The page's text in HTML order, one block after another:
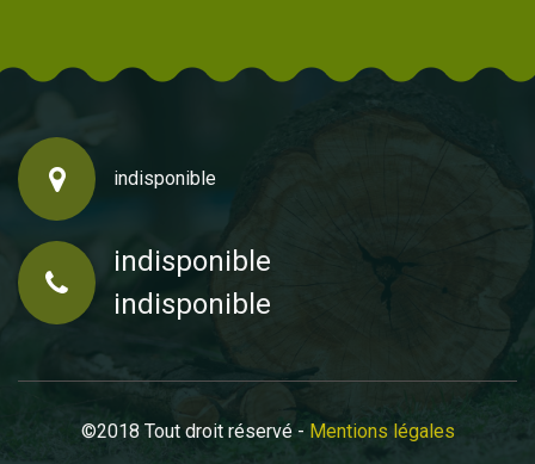
indisponible
indisponible
indisponible
©2018 Tout droit réservé - Mentions légales